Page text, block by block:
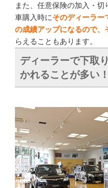
また、任意保険の加入・
車購入時にそのディーラー
の成績アップになるので、
らえることもあります。
ディーラーで下取
かれることが多い！